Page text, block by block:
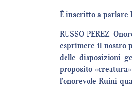
È inscritto a parlare
RUSSO PEREZ.
esprimere il nostro
delle disposizioni
proposito
l’onorevole Ruini